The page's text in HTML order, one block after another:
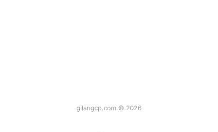
gilangcp.com © 2026